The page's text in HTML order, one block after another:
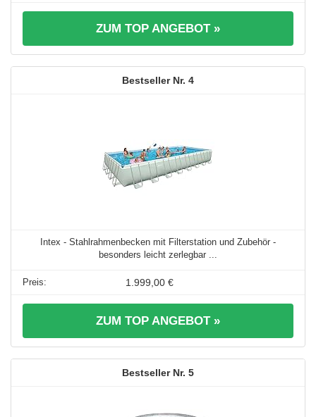
ZUM TOP ANGEBOT »
4
Intex - Stahlrahmenbecken mit Filterstation und Zubehör -
besonders leicht zerlegbar ...
1.999,00 €
ZUM TOP ANGEBOT »
5